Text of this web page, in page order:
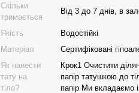
Скільки
тримається
Від 3 до 7 днів, в
Якість
Водостійкі
Матеріал
Сертифіковані
Як нанести
тату на
тіло?
Крок1 Очистити
папір татушкою до
папір Ми вкладаємо